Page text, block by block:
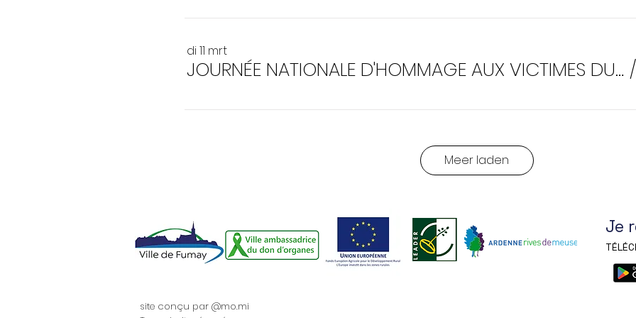
di 11 mrt
JOURNÉE NATIONALE D'HOMMAGE AUX VICTIMES DU TERRORISME /
Meer laden
Je
.
site conçu par @mo.mi